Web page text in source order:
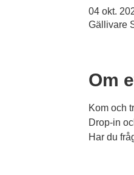
04 okt.
Gällivare
Om
Kom och
Drop-in
Har du